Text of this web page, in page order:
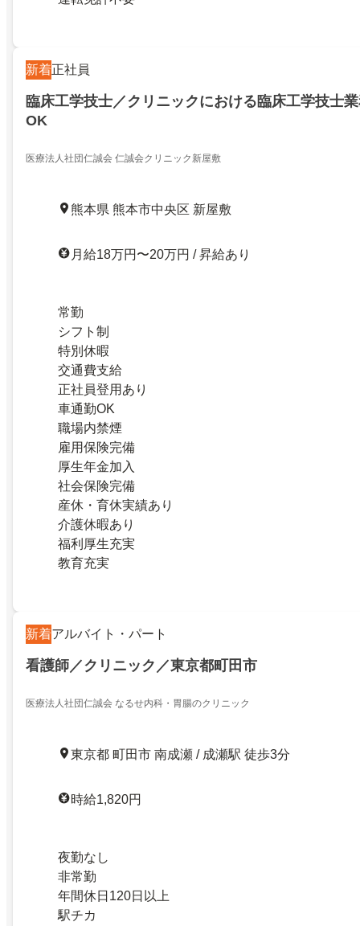
新着正社員
臨床工学技士／クリニックにおける臨床工学技士
OK
医療法人社団仁誠会 仁誠会クリニック新屋敷
熊本県 熊本市中央区 新屋敷
月給18万円〜20万円 / 昇給あり
常勤
シフト制
特別休暇
交通費支給
正社員登用あり
車通勤OK
職場内禁煙
雇用保険完備
厚生年金加入
社会保険完備
産休・育休実績あり
介護休暇あり
福利厚生充実
教育充実
新着アルバイト・パート
看護師／クリニック／東京都町田市
医療法人社団仁誠会 なるせ内科・胃腸のクリニック
東京都 町田市 南成瀬 / 成瀬駅 徒歩3分
時給1,820円
夜勤なし
非常勤
年間休日120日以上
駅チカ